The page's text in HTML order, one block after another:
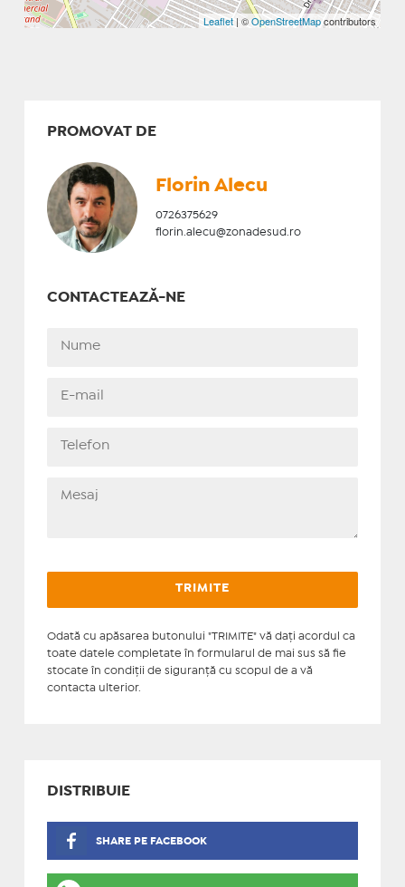
Leaflet | ©OpenStreetMapcontributors
PROMOVAT DE
Florin Alecu
0726375629
florin.alecu@zonadesud.ro
CONTACTEAZĂ-NE
Odată cu apăsarea butonului "TRIMITE" vă daţi acordul ca
toate datele completate în formularul de mai sus să fie
stocate în condiţii de siguranţă cu scopul de a vă
contacta ulterior.
DISTRIBUIE
SHARE PE FACEBOOK